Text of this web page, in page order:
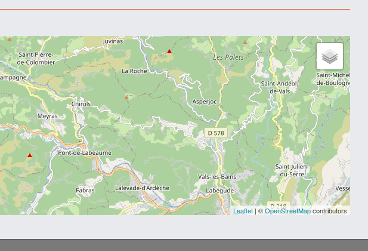
Leaflet| ©OpenStreetMapcontributors